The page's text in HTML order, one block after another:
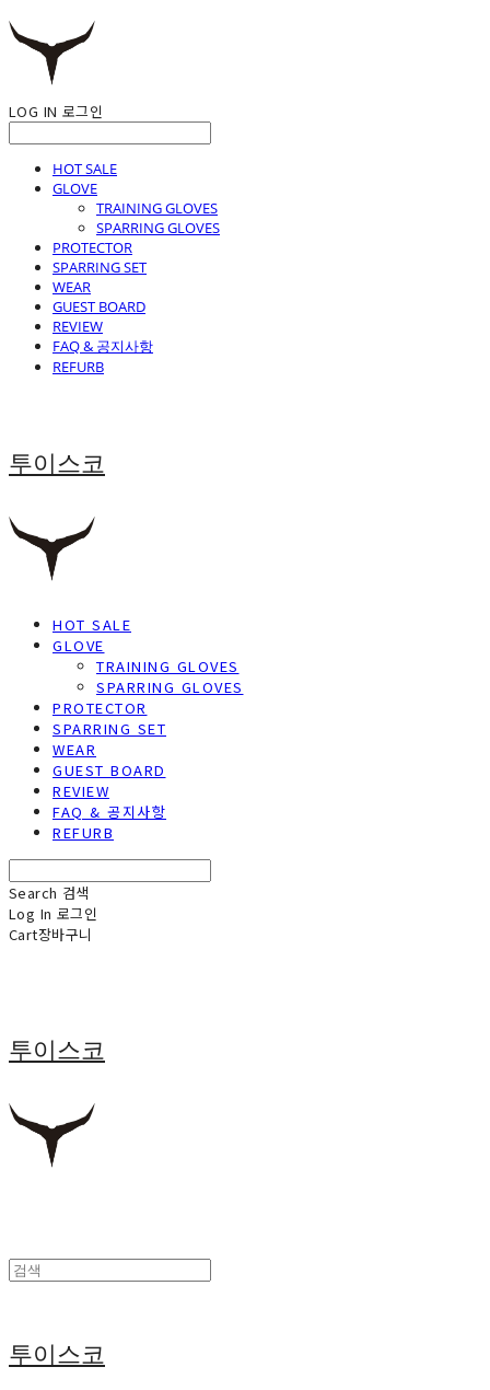
LOG IN 로그인
HOT SALE
GLOVE
TRAINING GLOVES
SPARRING GLOVES
PROTECTOR
SPARRING SET
WEAR
GUEST BOARD
REVIEW
FAQ & 공지사항
REFURB
투이스코
HOT SALE
GLOVE
TRAINING GLOVES
SPARRING GLOVES
PROTECTOR
SPARRING SET
WEAR
GUEST BOARD
REVIEW
FAQ & 공지사항
REFURB
Search 검색
Log In 로그인
Cart장바구니
투이스코
투이스코